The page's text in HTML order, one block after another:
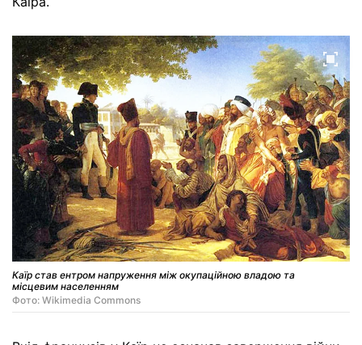
Каїр став ентром напруження між окупаційною владою та
місцевим населенням
Фото: Wikimedia Commons